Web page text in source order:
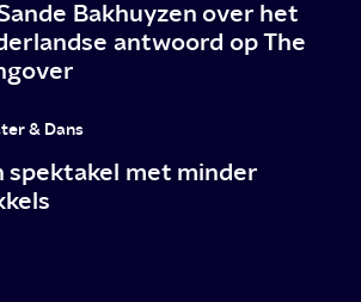
Bakhuyzen over het
antwoord op The
& Dans
spektakel met minder